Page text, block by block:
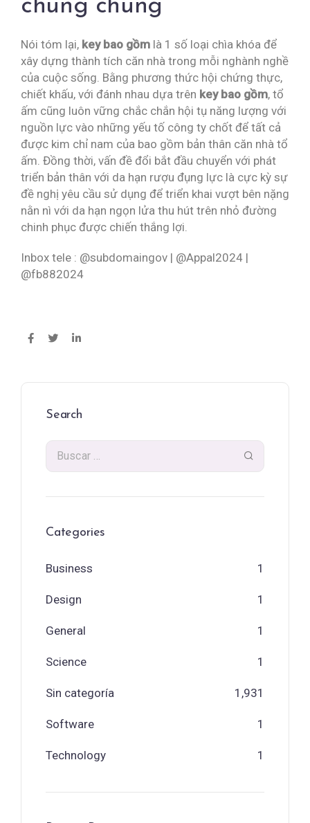
chung chung
Nói tóm lại, key bao gồm là 1 số loại chìa khóa để
xây dựng thành tích căn nhà trong mỗi nghành nghề
của cuộc sống. Bằng phương thức hội chứng thực,
chiết khấu, với đánh nhau dựa trên key bao gồm, tổ
ấm cũng luôn vững chắc chắn hội tụ năng lượng với
nguồn lực vào những yếu tố công ty chốt để tất cả
được kim chỉ nam của bao gồm bản thân căn nhà tổ
ấm. Đồng thời, vấn đề đổi bắt đầu chuyển với phát
triển bản thân với da hạn rượu đụng lực là cực kỳ sự
đề nghị yêu cầu sử dụng để triển khai vượt bên nặng
nằn nì với da hạn ngọn lửa thu hút trên nhỏ đường
chinh phục được chiến thắng lợi.
Inbox tele : @subdomaingov | @Appal2024 |
@fb882024
Search
Categories
Business 1
Design 1
General 1
Science 1
Sin categoría 1,931
Software 1
Technology 1